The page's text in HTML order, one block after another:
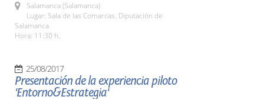
Salamanca (Salamanca)
Lugar: Sala de las Comarcas. Diputación de
Salamanca
Hora: 11:30 h.
25/08/2017
Presentación de la experiencia piloto
'Entorno&Estrategia'